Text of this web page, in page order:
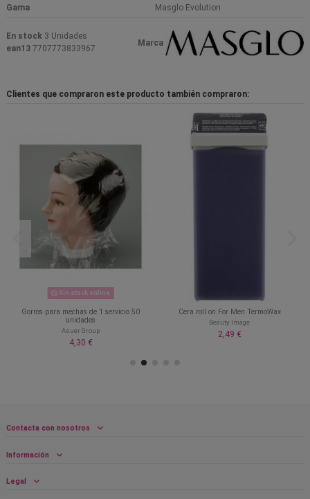
Gama Masglo Evolution
Marca
En stock 3 Unidades
ean13 7707773833967
Clientes que compraron este producto también compraron:
Sin stock online
Gorros para mechas de 1 servicio 50
unidades
Asuer Group
4,30 €
Cera roll on For Men TermoWax
Beauty Image
2,49 €
Contacta con nosotros
Información
Legal